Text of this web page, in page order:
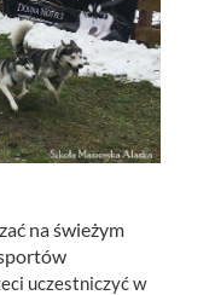
na świeżym
uczestniczyć w